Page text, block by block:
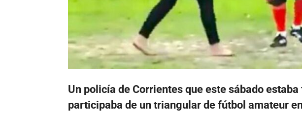
Un policía de Corrientes que este sábado
participaba de un triangular de fútbol amateur